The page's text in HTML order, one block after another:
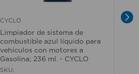
CYCLO
Limpiador de sistema de
combustible azul líquido para
vehículos con motores a
Gasolina; 236 ml. - CYCLO
SKU: